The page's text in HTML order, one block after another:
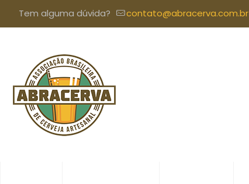
Tem alguma dúvida? contato@abracerva.com.br